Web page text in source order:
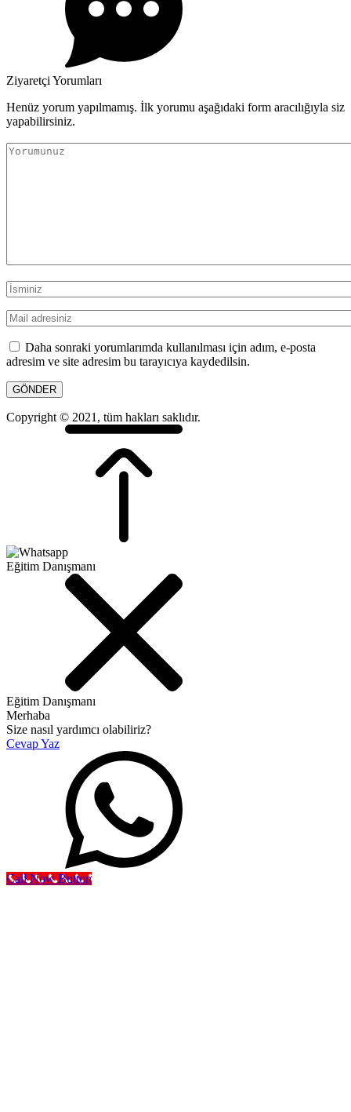
Ziyaretçi Yorumları
Henüz yorum yapılmamış. İlk yorumu aşağıdaki form aracılığıyla siz
yapabilirsiniz.
Daha sonraki yorumlarımda kullanılması için adım, e-posta
adresim ve site adresim bu tarayıcıya kaydedilsin.
Copyright © 2021, tüm hakları saklıdır.
Eğitim Danışmanı
Eğitim Danışmanı
Merhaba
Size nasıl yardımcı olabiliriz?
Cevap Yaz
Call Now Button